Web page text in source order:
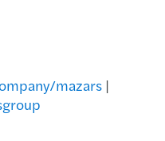
mazars |